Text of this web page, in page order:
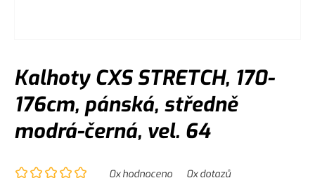
Kalhoty CXS STRETCH, 170-
176cm, pánská, středně
modrá-černá, vel. 64
0x hodnoceno 0x dotazů